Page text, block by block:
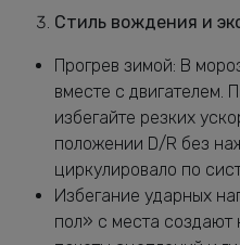
Стиль вождения и
Прогрев зимой: В
вместе с двигателем.
избегайте резких
положении D/R без
циркулировало по
Избегание ударных
пол» с места создают